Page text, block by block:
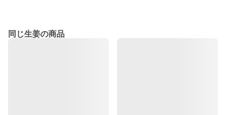
同じ生姜の商品